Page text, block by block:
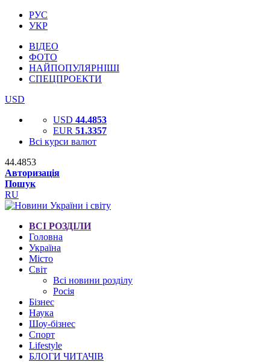
РУС
УКР
ВІДЕО
ФОТО
НАЙПОПУЛЯРНІШІ
СПЕЦПРОЕКТИ
USD
USD 44.4853
EUR 51.3357
Всі курси валют
44.4853
Авторизація
Пошук
RU
ВСІ РОЗДІЛИ
Головна
Україна
Місто
Світ
Всі новини розділу
Росія
Бізнес
Наука
Шоу-бізнес
Спорт
Lifestyle
БЛОГИ ЧИТАЧІВ